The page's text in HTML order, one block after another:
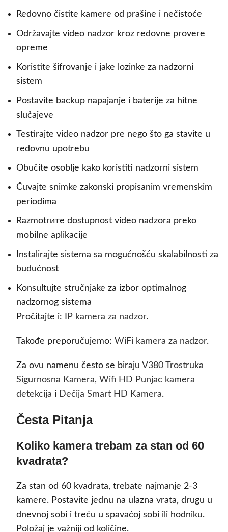
Redovno čistite kamere od prašine i nečistoće
Održavajte video nadzor kroz redovne provere
opreme
Koristite šifrovanje i jake lozinke za nadzorni
sistem
Postavite backup napajanje i baterije za hitne
slučajeve
Testirajte video nadzor pre nego što ga stavite u
redovnu upotrebu
Obučite osoblje kako koristiti nadzorni sistem
Čuvajte snimke zakonski propisanim vremenskim
periodima
Razmotrите dostupnost video nadzora preko
mobilne aplikacije
Instalirajte sistema sa mogućnošću skalabilnosti za
budućnost
Konsultuјte stručnjake za izbor optimalnog
nadzornog sistema
Pročitajte i:
IP kamera za nadzor.
Takođe preporučujemo: WiFi kamera za nadzor.
Za ovu namenu često se biraju V380 Trostruka
Sigurnosna Kamera, Wifi HD Punjac kamera
detekcija i Dečija Smart HD Kamera.
Česta Pitanja
Koliko kamera trebam za stan od 60
kvadrata?
Za stan od 60 kvadrata, trebate najmanje 2-3
kamere. Postavite jednu na ulazna vrata, drugu u
dnevnoj sobi i treću u spavaćoj sobi ili hodniku.
Položaj je važniji od količine.